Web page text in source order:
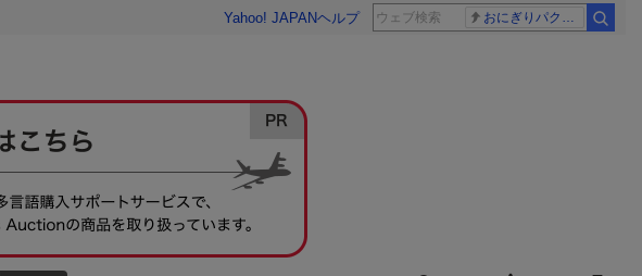
Yahoo! JAPANヘルプ おにぎりパクパク